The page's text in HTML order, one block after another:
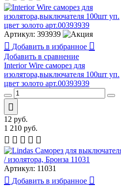
Артикул: 393939
Добавить в избранное
Добавить в сравнение
Interior Wire cаморез для
изолятора,выключателя 100шт уп.
цвет золото арт.00393939
12 руб.
1 210 руб.
Артикул: 11031
Добавить в избранное